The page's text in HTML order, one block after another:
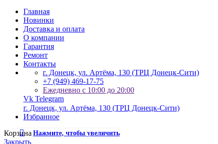
Нажмите, чтобы увеличить
Главная
Новинки
Доставка и оплата
О компании
Гарантия
Ремонт
Контакты
г. Донецк, ул. Артёма, 130 (ТРЦ Донецк-Сити)
+7 (949) 469-17-75
Ежедневно с 10:00 до 20:00
Vk Telegram
г. Донецк, ул. Артёма, 130 (ТРЦ Донецк-Сити)
Избранное
Корзина
Закрыть